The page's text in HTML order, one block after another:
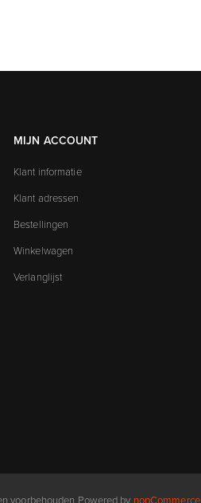
MIJN ACCOUNT
Klant informatie
Klant adressen
Bestellingen
Winkelwagen
Verlanglijst
voorbehouden Powered by nopCommerce